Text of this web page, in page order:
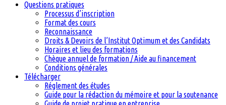
Questions pratiques
Processus d’inscription
Format des cours
Reconnaissance
Droits & Devoirs de l’Institut Optimum et des Candidats
Horaires et lieu des formations
Chèque annuel de formation / Aide au financement
Conditions générales
Télécharger
Réglement des études
Guide pour la rédaction du mémoire et pour la soutenance